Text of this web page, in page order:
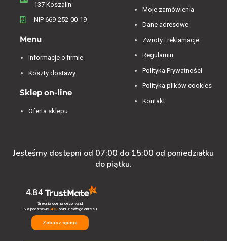
137 Koszalin
NIP 669-252-00-19
Menu
Informacje o firmie
Koszty dostawy
Sklep on-line
Oferta sklepu
Moje zamówienia
Dane adresowe
Zwroty i reklamacje
Regulamin
Polityka Prywatności
Polityka plików cookies
Kontakt
Jesteśmy dostępni od 07:00 do 15:00 od poniedziałku
do piątku.
4.84
Średnia ocena decorya.pl
Na podstawie 473 opinii z całego okresu
Zobacz opinie